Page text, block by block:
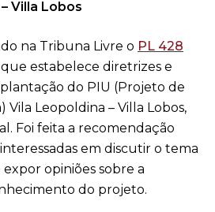
Villa Lobos
na Tribuna Livre o PL 428
estabelece diretrizes e
do PIU (Projeto de
Leopoldina – Villa Lobos,
Foi feita a recomendação
em discutir o tema
opiniões sobre a
do projeto.